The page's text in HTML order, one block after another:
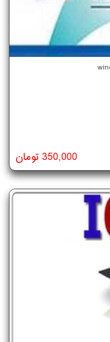
350,000 تومان